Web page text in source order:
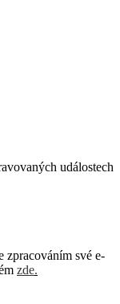
událostech
zpracováním své e-
zde.